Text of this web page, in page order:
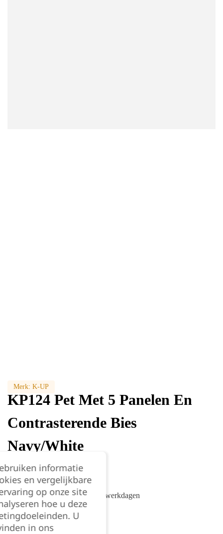
Merk: K-UP
KP124 Pet Met 5 Panelen En
Contrasterende Bies
Navy/White
€3,28 excl. BTW
Centrale voorraad - 5 tot 7 werkdagen
Kies je aantal:
informatie
en vergelijkbare
op onze site
hoe u deze
U
in ons